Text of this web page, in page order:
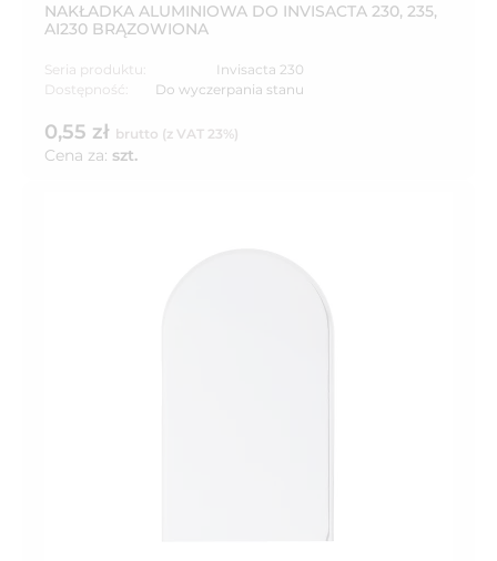
NAKŁADKA ALUMINIOWA DO INVISACTA 230, 235,
AI230 BRĄZOWIONA
Seria produktu:
Invisacta 230
Dostępność:
Do wyczerpania stanu
0,55 zł brutto (z VAT 23%)
Cena za: szt.